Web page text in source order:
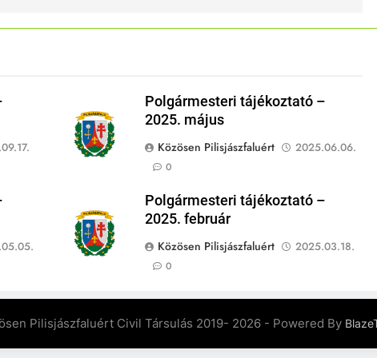
Polgármesteri tájékoztató –
2025. május
Közösen Pilisjászfaluért
2025.06.06.
0
Polgármesteri tájékoztató –
2025. február
Közösen Pilisjászfaluért
2025.03.18.
0
Pilisjászfaluért Civil Társulás 2019- 2026 - Powered By